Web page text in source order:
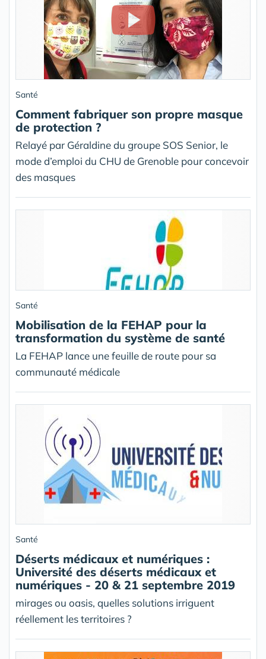
Santé
Comment fabriquer son propre masque
de protection ?
Relayé par Géraldine du groupe SOS Senior, le
mode d’emploi du CHU de Grenoble pour concevoir
des masques
Santé
Mobilisation de la FEHAP pour la
transformation du système de santé
La FEHAP lance une feuille de route pour sa
communauté médicale
Santé
Déserts médicaux et numériques :
Université des déserts médicaux et
numériques - 20 & 21 septembre 2019
mirages ou oasis, quelles solutions irriguent
réellement les territoires ?